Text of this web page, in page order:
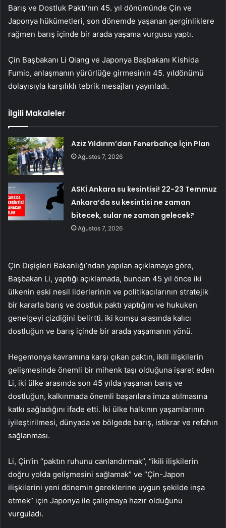
Barış ve Dostluk Paktı’nın 45. yıl dönümünde Çin ve
Japonya hükümetleri, son dönemde yaşanan gerginliklere
rağmen barış içinde bir arada yaşama vurgusu yaptı.
Çin Başbakanı Li Qiang ve Japonya Başbakanı Kishida
Fumio, anlaşmanın yürürlüğe girmesinin 45. yıldönümü
dolayısıyla karşılıklı tebrik mesajları yayınladı.
İlgili Makaleler
Aziz Yıldırım’dan Fenerbahçe İçin Plan
Ağustos 7, 2026
ASKİ Ankara su kesintisi! 22-23 Temmuz
Ankara’da su kesintisi ne zaman
bitecek, sular ne zaman gelecek?
Ağustos 7, 2026
Çin Dışişleri Bakanlığı’ndan yapılan açıklamaya göre,
Başbakan Li, yaptığı açıklamada, bundan 45 yıl önce iki
ülkenin eski nesil liderlerinin ve politikacılarının stratejik
bir kararla barış ve dostluk paktı yaptığını ve hukuken
genelgeyi çizdiğini belirtti. iki komşu arasında kalıcı
dostluğun ve barış içinde bir arada yaşamanın yönü.
Hegemonya kavramına karşı çıkan paktın, ikili ilişkilerin
gelişmesinde önemli bir mihenk taşı olduğuna işaret eden
Li, iki ülke arasında son 45 yılda yaşanan barış ve
dostluğun, kalkınmada önemli başarılara imza atılmasına
katkı sağladığını ifade etti. İki ülke halkının yaşamlarının
iyileştirilmesi, dünyada ve bölgede barış, istikrar ve refahın
sağlanması.
Li, Çin’in “paktın ruhunu canlandırmak”, “ikili ilişkilerin
doğru yolda gelişmesini sağlamak” ve “Çin-Japon
ilişkilerini yeni dönemin gereklerine uygun şekilde inşa
etmek” için Japonya ile çalışmaya hazır olduğunu
vurguladı.